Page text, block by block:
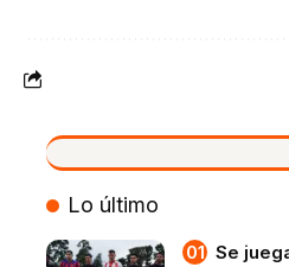
VIVO
Lo último
Se